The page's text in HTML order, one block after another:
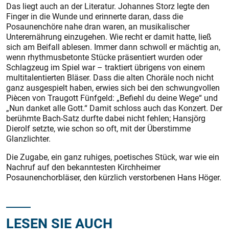
Das liegt auch an der Literatur. Johannes Storz legte den
Finger in die Wunde und erinnerte daran, dass die
Posaunenchöre nahe dran waren, an musikalischer
Unterernährung einzugehen. Wie recht er damit hatte, ließ
sich am Beifall ablesen. Immer dann schwoll er mächtig an,
wenn rhythmusbetonte Stücke präsentiert wurden oder
Schlagzeug im Spiel war – traktiert übrigens von einem
multitalentierten Bläser. Dass die alten Choräle noch nicht
ganz ausgespielt haben, erwies sich bei den schwungvollen
Piècen von Traugott Fünfgeld: „Befiehl du deine Wege“ und
„Nun danket alle Gott.“ Damit schloss auch das Konzert. Der
berühmte Bach-Satz durfte dabei nicht fehlen; Hansjörg
Dierolf setzte, wie schon so oft, mit der Überstimme
Glanzlichter.
Die Zugabe, ein ganz ruhiges, ­poetisches Stück, war wie ein
Nachruf auf den bekanntesten Kirchheimer
Posaunenchorbläser, den kürzlich verstorbenen Hans Höger.
LESEN SIE AUCH